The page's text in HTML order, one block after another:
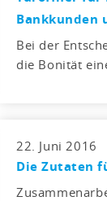
Bankkunden
Bei der
die Bonität
22. Juni 2016
Die Zutaten